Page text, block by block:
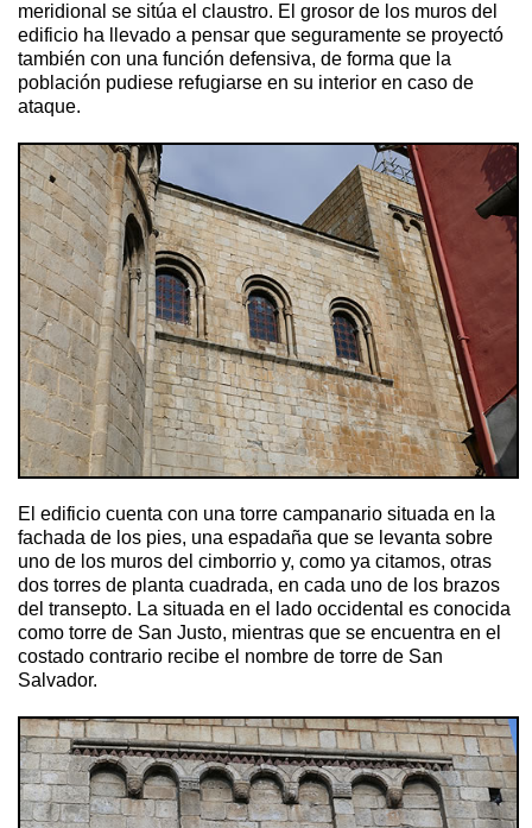
meridional se sitúa el claustro. El grosor de los muros del
edificio ha llevado a pensar que seguramente se proyectó
también con una función defensiva, de forma que la
población pudiese refugiarse en su interior en caso de
ataque.
El edificio cuenta con una torre campanario situada en la
fachada de los pies, una espadaña que se levanta sobre
uno de los muros del cimborrio y, como ya citamos, otras
dos torres de planta cuadrada, en cada uno de los brazos
del transepto. La situada en el lado occidental es conocida
como torre de San Justo, mientras que se encuentra en el
costado contrario recibe el nombre de torre de San
Salvador.